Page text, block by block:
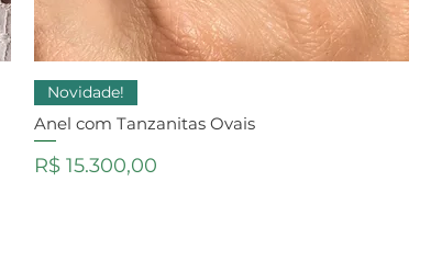
Novidade!
Anel com Tanzanitas Ovais
Preço
R$ 15.300,00